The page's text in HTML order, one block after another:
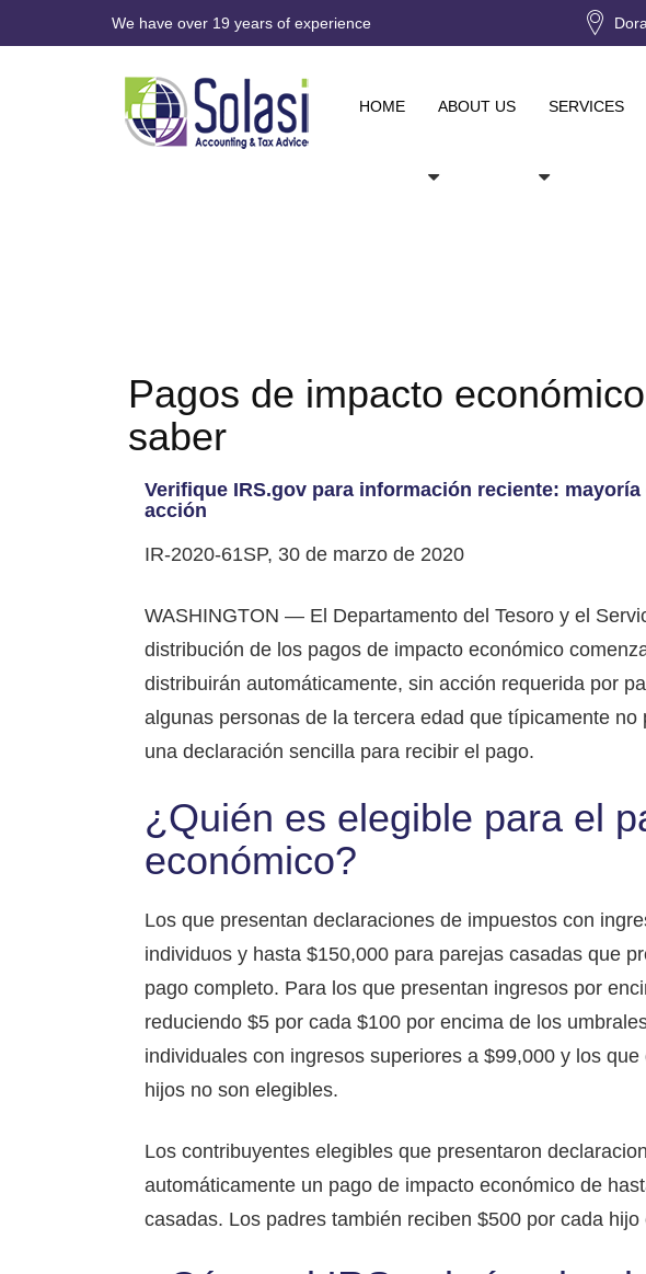
We have over 19 years of experience
HOME ABOUT US SERVICES
Pagos de impacto
saber
Verifique IRS.gov para información reciente:
acción
IR-2020-61SP, 30 de marzo de 2020
WASHINGTON — El Departamento del Tesoro y el
distribución de los pagos de impacto económico
distribuirán automáticamente, sin acción requerida por
algunas personas de la tercera edad que típicamente no
una declaración sencilla para recibir el pago.
¿Quién es elegible para el
económico?
Los que presentan declaraciones de impuestos con
individuos y hasta $150,000 para parejas casadas que
pago completo. Para los que presentan ingresos por
reduciendo $5 por cada $100 por encima de los
individuales con ingresos superiores a $99,000 y los
hijos no son elegibles.
Los contribuyentes elegibles que presentaron
automáticamente un pago de impacto económico de
casadas. Los padres también reciben $500 por cada hijo